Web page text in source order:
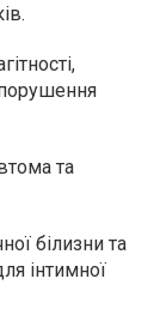
та
білизни та
інтимної